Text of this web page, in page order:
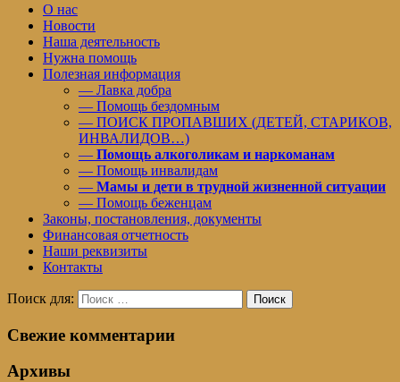
О нас
Новости
Наша деятельность
Нужна помощь
Полезная информация
— Лавка добра
— Помощь бездомным
— ПОИСК ПРОПАВШИХ (ДЕТЕЙ, СТАРИКОВ,
ИНВАЛИДОВ…)
— Помощь алкоголикам и наркоманам
— Помощь инвалидам
— Мамы и дети в трудной жизненной ситуации
— Помощь беженцам
Законы, постановления, документы
Финансовая отчетность
Наши реквизиты
Контакты
Поиск для: Поиск
Свежие комментарии
Архивы